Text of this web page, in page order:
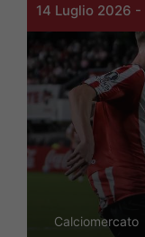
14 Luglio 2026 -
Calciomercato